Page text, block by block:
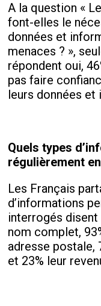
A la question «
font-elles le
données et
menaces ? »,
répondent oui,
pas faire
leurs données
Quels types
régulièrement
Les Français
d’informations
interrogés
nom complet,
adresse postale,
et 23% leur